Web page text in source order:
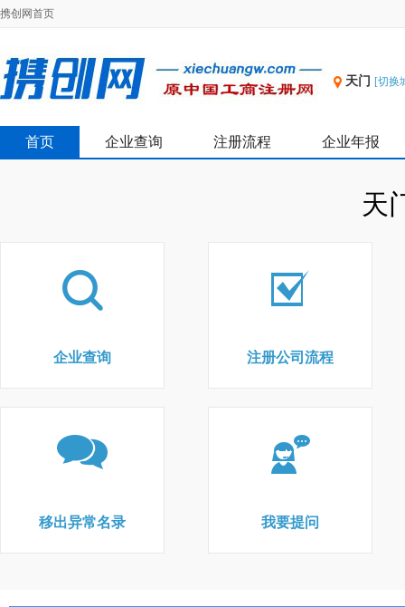
携创网首页
天门 [切换
首页 企业查询 注册流程 企业年报
天
企业查询 注册公司流程
移出异常名录 我要提问